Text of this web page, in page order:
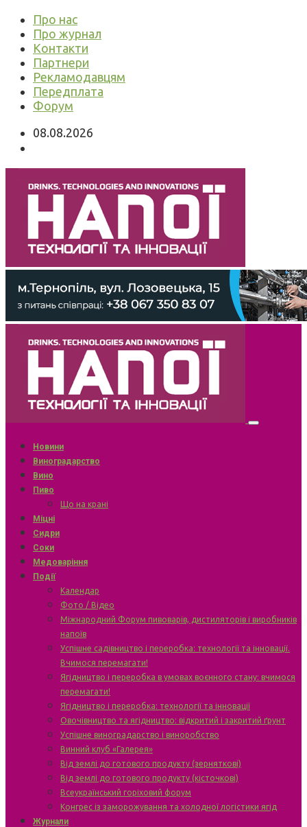
Про нас
Про журнал
Контакти
Партнери
Рекламодавцям
Передплата
Форум
08.08.2026
Новини
Виноградарство
Вино
Пиво
Що на крані
Міцні
Сидри
Соки
Медоваріння
Події
Календар
Фото / Відео
Міжнародний Форум пивоварів, дистиляторів і виробників
напоїв
Успішне садівництво і переробка: технології та інновації.
Вчимося перемагати!
Ягідництво і переробка в умовах воєнного стану: вчимося
перемагати!
Ягідництво і переробка: технології та інновації
Овочівництво та ягідництво: відкритий і закритий ґрунт
Успішне виноградарство і виноробство
Винний клуб «Галерея»
Від землі до готового продукту (зерняткові)
Від землі до готового продукту (кісточкові)
Всеукраїнський горіховий форум
Конгрес із заморожування та холодної логістики ягід
Журнали